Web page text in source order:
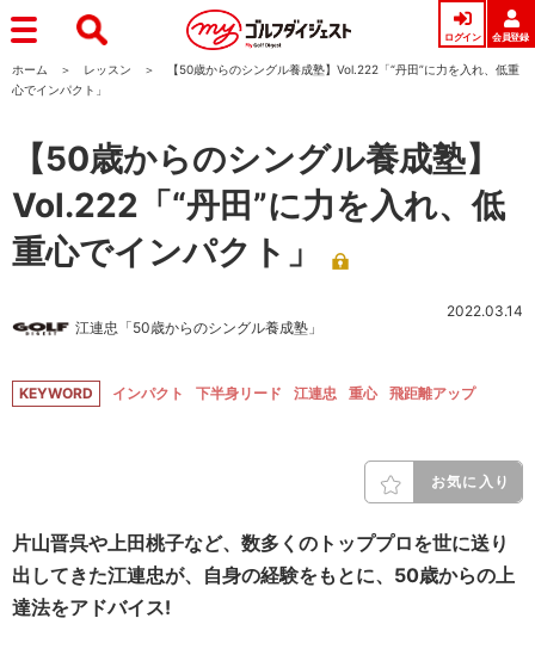
ログイン 会員登録
ホーム レッスン
【50歳からのシングル養成塾】Vol.222「“丹田”に力を入れ、低重
心でインパクト」
【50歳からのシングル養成塾】
Vol.222「“丹田”に力を入れ、低
重心でインパクト」
江連忠「50歳からのシングル養成塾」
2022.03.14
KEYWORD インパクト 下半身リード 江連忠 重心 飛距離アップ
お気に入り
片山晋呉や上田桃子など、数多くのトッププロを世に送り
出してきた江連忠が、自身の経験をもとに、50歳からの上
達法をアドバイス!